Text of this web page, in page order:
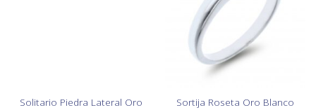
Solitario Piedra Lateral Oro
Sortija Roseta Oro Blanco